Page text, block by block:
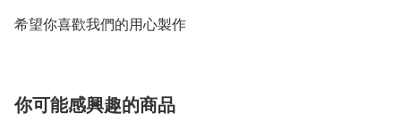
希望你喜歡我們的用心製作
你可能感興趣的商品